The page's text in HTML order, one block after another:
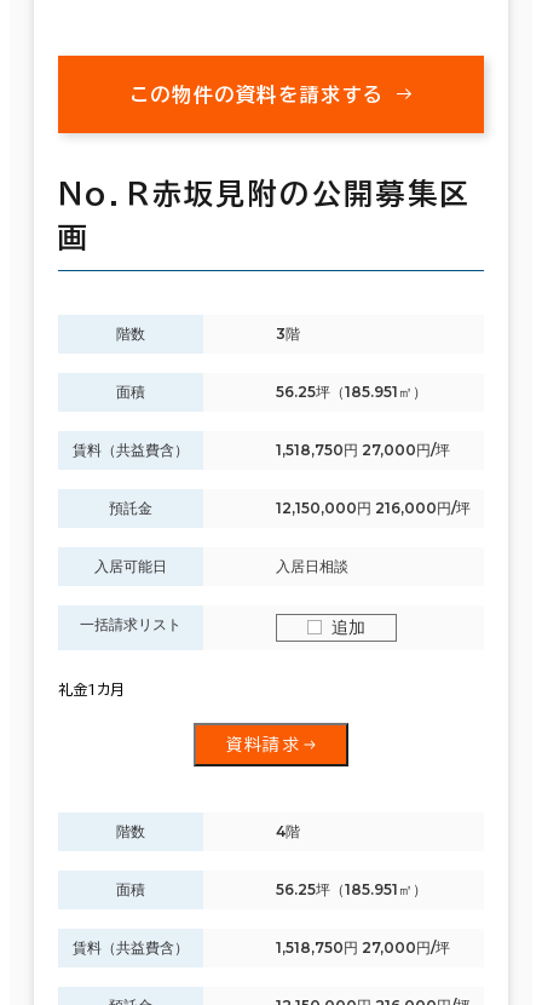
この物件の資料を請求する
Ｎｏ．Ｒ赤坂見附の公開募集区
画
階数 3階
面積 56.25坪（185.951㎡）
賃料（共益費含） 1,518,750円 27,000円/坪
預託金 12,150,000円 216,000円/坪
入居可能日 入居日相談
一括請求リスト 追加
礼金1カ月
資料請求
階数 4階
面積 56.25坪（185.951㎡）
賃料（共益費含） 1,518,750円 27,000円/坪